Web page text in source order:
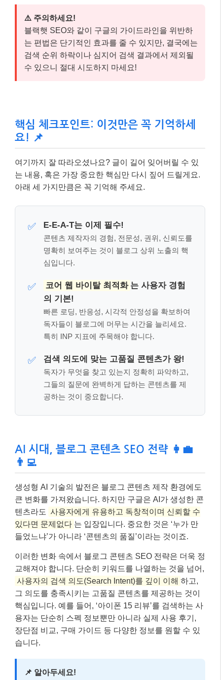
⚠️ 주의하세요!
블랙햇 SEO와 같이 구글의 가이드라인을 위반하
는 편법은 단기적인 효과를 줄 수 있지만, 결국에는
검색 순위 하락이나 심지어 검색 결과에서 제외될
수 있으니 절대 시도하지 마세요!
핵심 체크포인트: 이것만은 꼭 기억하세
요! 📌
여기까지 잘 따라오셨나요? 글이 길어 잊어버릴 수 있
는 내용, 혹은 가장 중요한 핵심만 다시 짚어 드릴게요.
아래 세 가지만큼은 꼭 기억해 주세요.
✅ E-E-A-T는 이제 필수!
콘텐츠 제작자의 경험, 전문성, 권위, 신뢰도를
명확히 보여주는 것이 블로그 상위 노출의 핵
심입니다.
✅ 코어 웹 바이탈 최적화 는 사용자 경험
의 기본!
빠른 로딩, 반응성, 시각적 안정성을 확보하여
독자들이 블로그에 머무는 시간을 늘리세요.
특히 INP 지표에 주목해야 합니다.
✅ 검색 의도에 맞는 고품질 콘텐츠가 왕!
독자가 무엇을 찾고 있는지 정확히 파악하고,
그들의 질문에 완벽하게 답하는 콘텐츠를 제
공하는 것이 중요합니다.
AI 시대, 블로그 콘텐츠 SEO 전략 👩‍💼
👨‍💻
생성형 AI 기술의 발전은 블로그 콘텐츠 제작 환경에도
큰 변화를 가져왔습니다. 하지만 구글은 AI가 생성한 콘
텐츠라도 사용자에게 유용하고 독창적이며 신뢰할 수
있다면 문제없다 는 입장입니다. 중요한 것은 ‘누가 만
들었느냐’가 아니라 ‘콘텐츠의 품질’이라는 것이죠.
이러한 변화 속에서 블로그 콘텐츠 SEO 전략은 더욱 정
교해져야 합니다. 단순히 키워드를 나열하는 것을 넘어,
사용자의 검색 의도(Search Intent)를 깊이 이해 하고,
그 의도를 충족시키는 고품질 콘텐츠를 제공하는 것이
핵심입니다. 예를 들어, ‘아이폰 15 리뷰’를 검색하는 사
용자는 단순히 스펙 정보뿐만 아니라 실제 사용 후기,
장단점 비교, 구매 가이드 등 다양한 정보를 원할 수 있
습니다.
📌 알아두세요!